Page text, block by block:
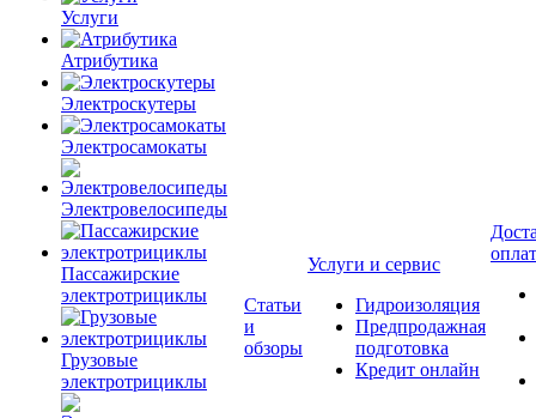
Услуги
Атрибутика
Электроскутеры
Электросамокаты
Электровелосипеды
Пассажирские
электротрициклы
Грузовые
электротрициклы
Статьи
и
обзоры
Услуги и сервис
Гидроизоляция
Предпродажная
подготовка
Кредит онлайн